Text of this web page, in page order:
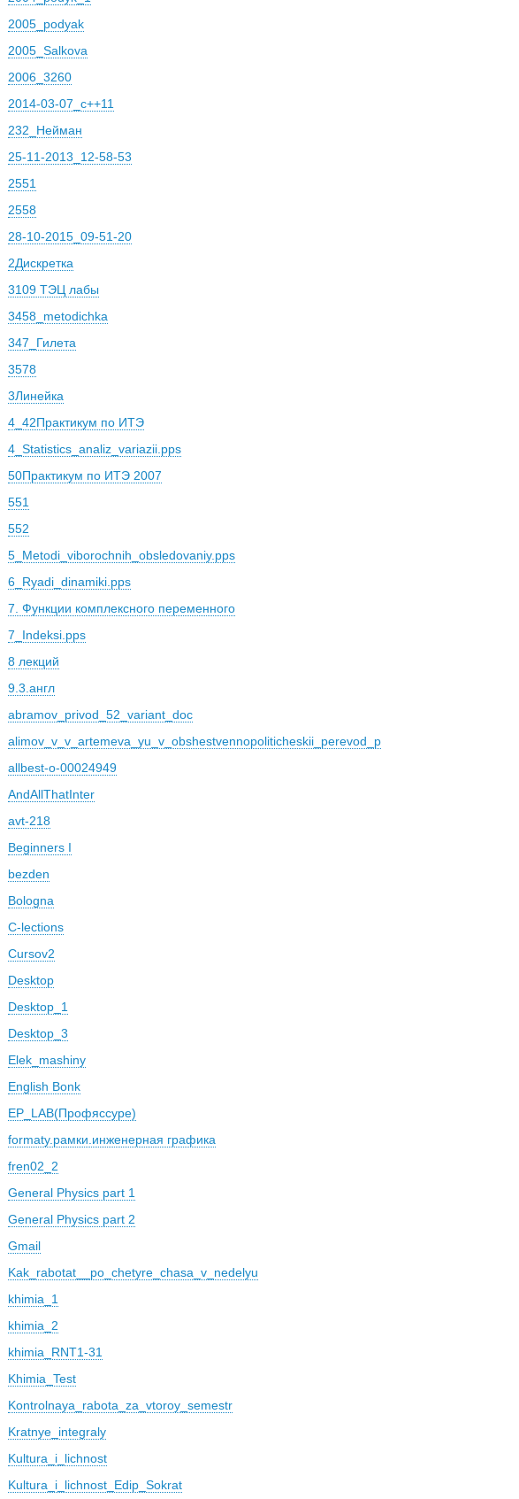
2005_podyak
2005_Salkova
2006_3260
2014-03-07_c++11
232_Нейман
25-11-2013_12-58-53
2551
2558
28-10-2015_09-51-20
2Дискретка
3109 ТЭЦ лабы
3458_metodichka
347_Гилета
3578
3Линейка
4_42Практикум по ИТЭ
4_Statistics_analiz_variazii.pps
50Практикум по ИТЭ 2007
551
552
5_Metodi_viborochnih_obsledovaniy.pps
6_Ryadi_dinamiki.pps
7. Функции комплексного переменного
7_Indeksi.pps
8 лекций
9.3.англ
abramov_privod_52_variant_doc
alimov_v_v_artemeva_yu_v_obshestvennopoliticheskii_perevod_p
allbest-o-00024949
AndAllThatInter
avt-218
Beginners I
bezden
Bologna
C-lections
Cursov2
Desktop
Desktop_1
Desktop_3
Elek_mashiny
English Bonk
EP_LAB(Профяссуре)
formaty.рамки.инженерная графика
fren02_2
General Physics part 1
General Physics part 2
Gmail
Kak_rabotat__po_chetyre_chasa_v_nedelyu
khimia_1
khimia_2
khimia_RNT1-31
Khimia_Test
Kontrolnaya_rabota_za_vtoroy_semestr
Kratnye_integraly
Kultura_i_lichnost
Kultura_i_lichnost_Edip_Sokrat